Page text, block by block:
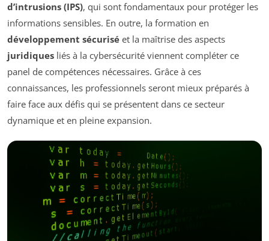
d’intrusions (IPS), qui sont fondamentaux pour protéger les
informations sensibles. En outre, la formation en
développement sécurisé et la maîtrise des aspects
juridiques liés à la cybersécurité viennent compléter ce
panel de compétences nécessaires. Grâce à ces
connaissances, les professionnels seront mieux préparés à
faire face aux défis qui se présentent dans ce secteur
dynamique et en pleine expansion.